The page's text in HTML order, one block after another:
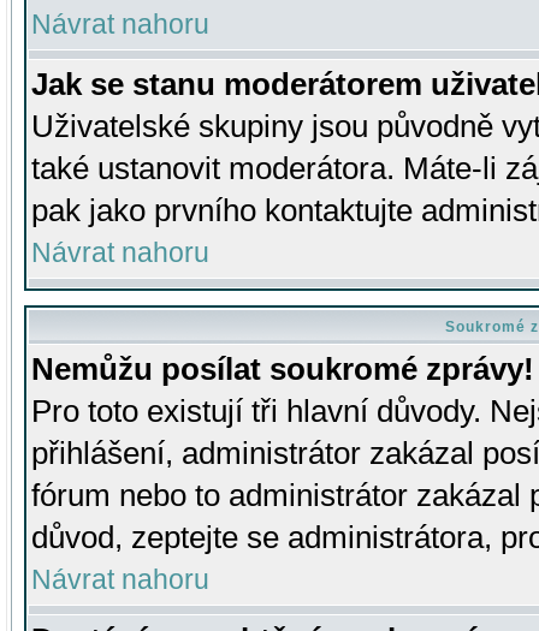
Návrat nahoru
Jak se stanu moderátorem
Uživatelské skupiny jsou původně
také ustanovit moderátora. Máte-li
pak jako prvního kontaktujte
Návrat nahoru
Soukromé
Nemůžu posílat soukromé zprávy!
Pro toto existují tři hlavní důvody.
přihlášení, administrátor zakázal
fórum nebo to administrátor zakázal
důvod, zeptejte se administrátora,
Návrat nahoru